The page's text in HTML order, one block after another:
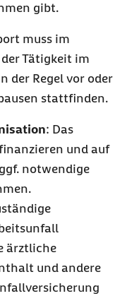
gibt.
muss im
Tätigkeit im
der Regel vor oder
stattfinden.
: Das
und auf
notwendige
ärztliche
und andere